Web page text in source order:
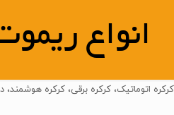
انواع
کرکره اتوماتیک، کرکره برقی، کرکره